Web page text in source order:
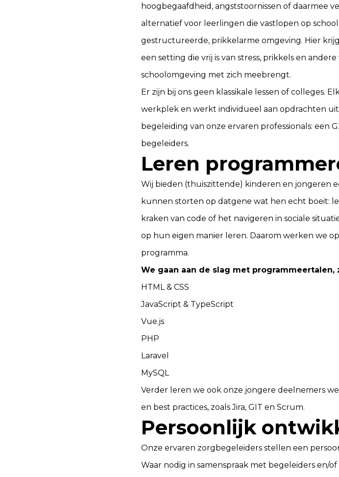
hoogbegaafdheid, angststoornissen of daarmee
alternatief voor leerlingen die vastlopen op
gestructureerde, prikkelarme omgeving. Hier
een setting die vrij is van stress, prikkels en
schoolomgeving met zich meebrengt.
Er zijn bij ons geen klassikale lessen of colleges.
werkplek en werkt individueel aan opdrachten
begeleiding van onze ervaren professionals: een
begeleiders.
Leren
Wij bieden (thuiszittende) kinderen en jongeren
kunnen storten op datgene wat hen echt boeit:
kraken van code of het navigeren in sociale
op hun eigen manier leren. Daarom werken we
programma.
We gaan aan de slag met programmeertalen,
HTML & CSS
JavaScript & TypeScript
Vue.js
PHP
Laravel
MySQL
Verder leren we ook onze jongere deelnemers
en best practices, zoals Jira, GIT en Scrum.
Persoonlijk
Onze ervaren zorgbegeleiders stellen een
Waar nodig in samenspraak met begeleiders en/